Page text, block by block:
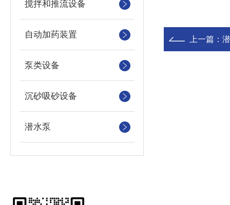
搅拌和推流设备
自动加药装置
泵类设备
沉砂吸砂设备
潜水泵
上一篇：